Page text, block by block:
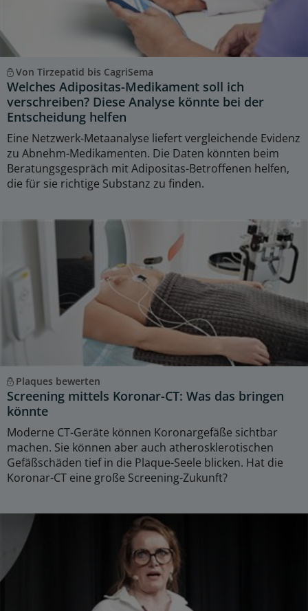
Von Tirzepatid bis CagriSema
Welches Adipositas-Medikament soll ich
verschreiben? Diese Analyse könnte bei der
Entscheidung helfen
Eine Netzwerk-Metaanalyse liefert vergleichende Evidenz
zu Abnehm-Medikamenten. Die Daten könnten beim
Beratungsgespräch mit Adipositas-Betroffenen helfen,
die für sie richtige Substanz zu finden.
Plaques bewerten
Screening mittels Koronar-CT: Was das bringen
könnte
Moderne CT-Geräte können Koronargefäße sichtbar
machen. Sie können aber auch atherosklerotischen
Gefäßschäden tief in die Plaque-Seele blicken. Hat die
Koronar-CT eine große Screening-Zukunft?